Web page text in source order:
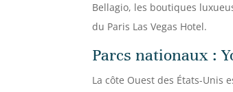
Bellagio, les boutiques
du Paris Las Vegas Hotel.
Parcs nationaux :
La côte Ouest des États-Unis